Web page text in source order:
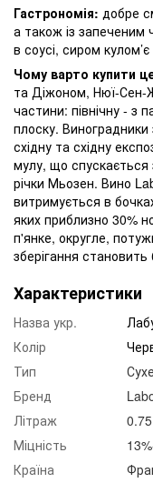
Гастрономія: добре
а також із
в соусі, сиром
Чому варто купити
та Діжоном, Нюї-Сен-
частини: північну - з
плоску.
східну та східну
мулу, що спускається
річки Мьозен. Вино
витримується в
яких приблизно 30%
п'янке, округле,
зберігання становить
Характеристики
Назва укр.
Колір
Тип
Сухе
Бренд
Літраж
0.75
Міцність
Країна